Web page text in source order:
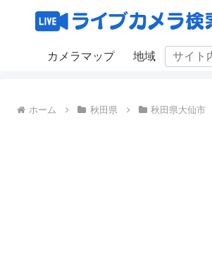
カメラマップ 地域
ホーム 秋田県 秋田県大仙市